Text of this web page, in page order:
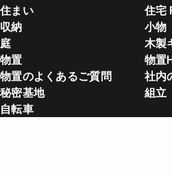
住まい
住宅
収納
小物
庭
木製
物置
物置
物置のよくあるご質問
社内
秘密基地
組立
自転車